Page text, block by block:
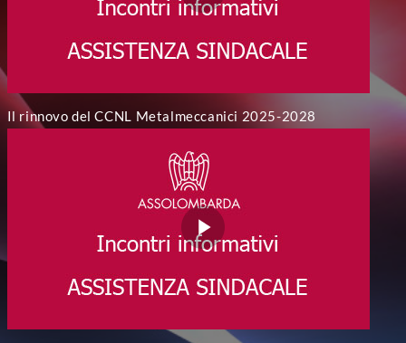
Il rinnovo del CCNL Metalmeccanici 2025-2028